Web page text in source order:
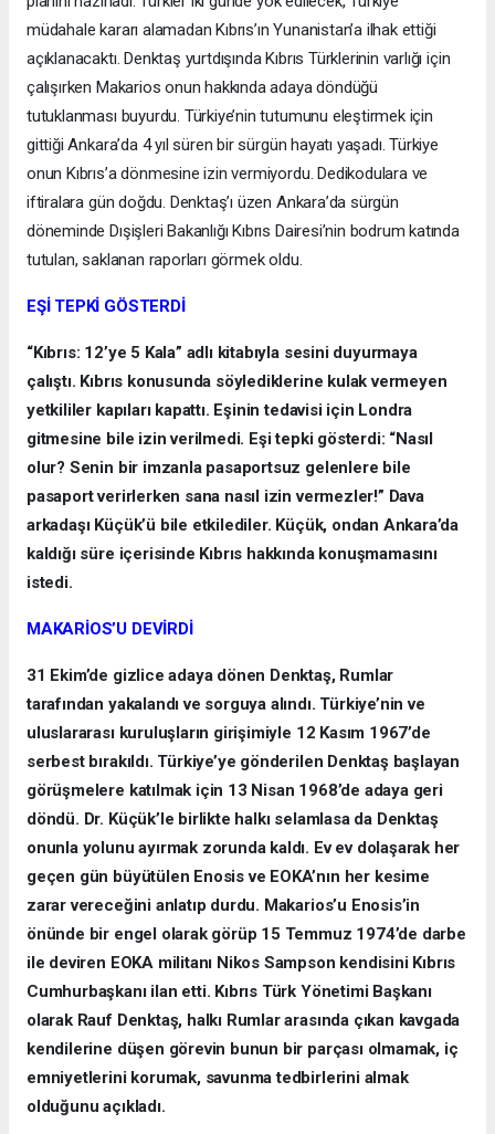
müdahale kararı alamadan Kıbrıs’ın Yunanistan’a ilhak ettiği
açıklanacaktı. Denktaş yurtdışında Kıbrıs Türklerinin varlığı için
çalışırken Makarios onun hakkında adaya döndüğü
tutuklanması buyurdu. Türkiye’nin tutumunu eleştirmek için
gittiği Ankara’da 4 yıl süren bir sürgün hayatı yaşadı. Türkiye
onun Kıbrıs’a dönmesine izin vermiyordu. Dedikodulara ve
iftiralara gün doğdu. Denktaş’ı üzen Ankara’da sürgün
döneminde Dışişleri Bakanlığı Kıbrıs Dairesi’nin bodrum katında
tutulan, saklanan raporları görmek oldu.
EŞİ TEPKİ GÖSTERDİ
“Kıbrıs: 12’ye 5 Kala” adlı kitabıyla sesini duyurmaya
çalıştı. Kıbrıs konusunda söylediklerine kulak vermeyen
yetkililer kapıları kapattı. Eşinin tedavisi için Londra
gitmesine bile izin verilmedi. Eşi tepki gösterdi: “Nasıl
olur? Senin bir imzanla pasaportsuz gelenlere bile
pasaport verirlerken sana nasıl izin vermezler!” Dava
arkadaşı Küçük’ü bile etkilediler. Küçük, ondan Ankara’da
kaldığı süre içerisinde Kıbrıs hakkında konuşmamasını
istedi.
MAKARİOS’U DEVİRDİ
31 Ekim’de gizlice adaya dönen Denktaş, Rumlar
tarafından yakalandı ve sorguya alındı. Türkiye’nin ve
uluslararası kuruluşların girişimiyle 12 Kasım 1967’de
serbest bırakıldı. Türkiye’ye gönderilen Denktaş başlayan
görüşmelere katılmak için 13 Nisan 1968’de adaya geri
döndü. Dr. Küçük’le birlikte halkı selamlasa da Denktaş
onunla yolunu ayırmak zorunda kaldı. Ev ev dolaşarak her
geçen gün büyütülen Enosis ve EOKA’nın her kesime
zarar vereceğini anlatıp durdu. Makarios’u Enosis’in
önünde bir engel olarak görüp 15 Temmuz 1974’de darbe
ile deviren EOKA militanı Nikos Sampson kendisini Kıbrıs
Cumhurbaşkanı ilan etti. Kıbrıs Türk Yönetimi Başkanı
olarak Rauf Denktaş, halkı Rumlar arasında çıkan kavgada
kendilerine düşen görevin bunun bir parçası olmamak, iç
emniyetlerini korumak, savunma tedbirlerini almak
olduğunu açıkladı.